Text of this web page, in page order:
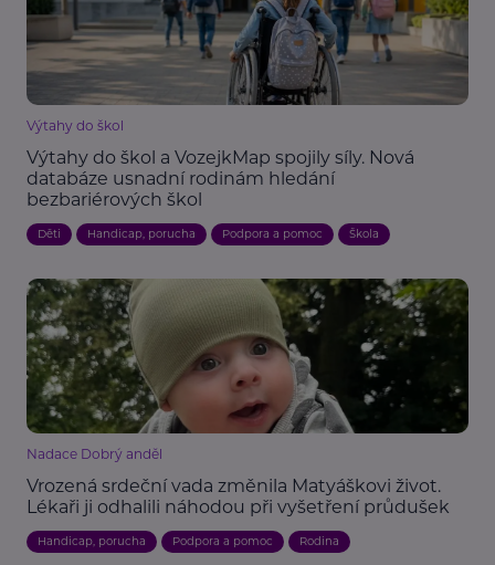
Výtahy do škol
Výtahy do škol a VozejkMap spojily síly. Nová
databáze usnadní rodinám hledání
bezbariérových škol
Děti Handicap, porucha Podpora a pomoc Škola
Nadace Dobrý anděl
Vrozená srdeční vada změnila Matyáškovi život.
Lékaři ji odhalili náhodou při vyšetření průdušek
Handicap, porucha Podpora a pomoc Rodina